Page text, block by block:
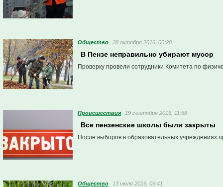
Общество 28 октября 2016, 00:28
В Пензе неправильно убирают мусор
Проверку провели сотрудники Комитета по
Проиcшествия 19 сентября 2016, 11:58
Все пензенские школы были закрыты
После выборов в образовательных учреждениях
Общество 13 июля 2016, 09:41